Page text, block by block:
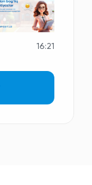
16:21